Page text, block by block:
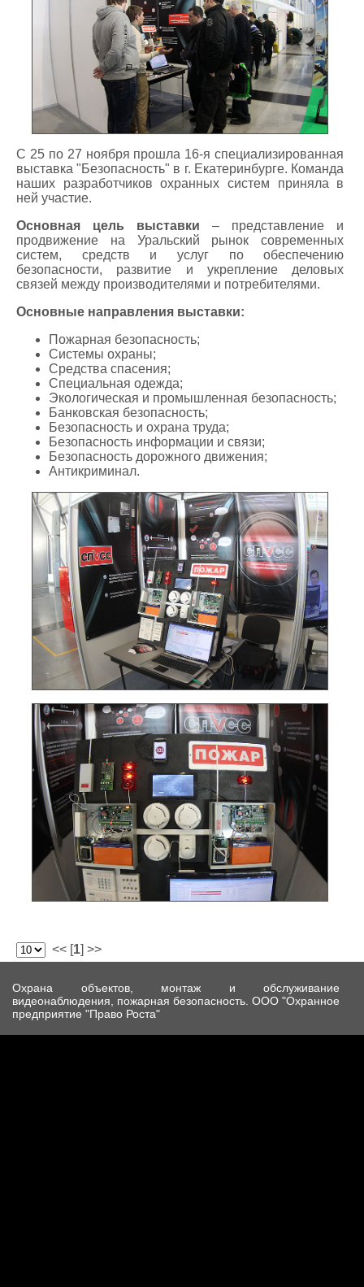
С 25 по 27 ноября прошла 16-я специализированная
выставка "Безопасность" в г. Екатеринбурге. Команда
наших разработчиков охранных систем приняла в
ней участие.
Основная цель выставки – представление и
продвижение на Уральский рынок современных
систем, средств и услуг по обеспечению
безопасности, развитие и укрепление деловых
связей между производителями и потребителями.
Основные направления выставки:
Пожарная безопасность;
Системы охраны;
Средства спасения;
Специальная одежда;
Экологическая и промышленная безопасность;
Банковская безопасность;
Безопасность и охрана труда;
Безопасность информации и связи;
Безопасность дорожного движения;
Антикриминал.
<< [1] >>
Охрана объектов, монтаж и обслуживание
видеонаблюдения, пожарная безопасность. ООО "Охранное
предприятие "Право Роста"